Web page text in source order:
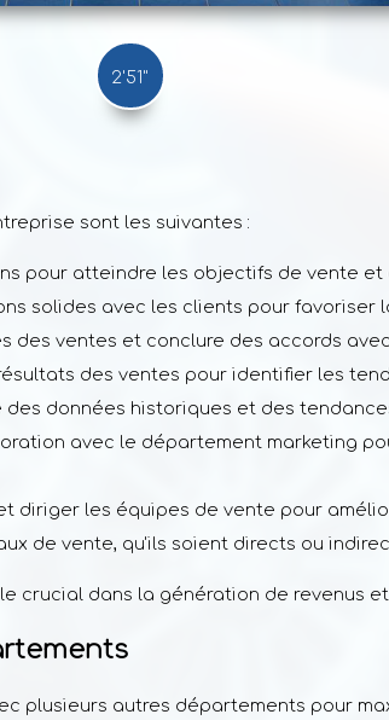
2'51"
sont les suivantes :
pour atteindre les objectifs de vente et
solides avec les clients pour favoriser
des ventes et conclure des accords
des ventes pour identifier les
données historiques et des
avec le département marketing
diriger les équipes de vente pour
de vente, qu'ils soient directs ou
crucial dans la génération de revenus
autres départements pour